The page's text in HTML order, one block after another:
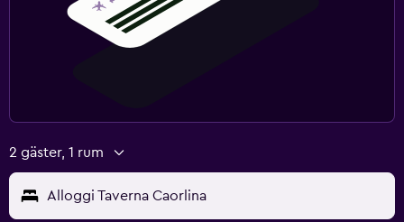
2 gäster, 1 rum
Alloggi Taverna Caorlina